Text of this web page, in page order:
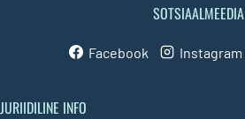
SOTSIAALMEEDIA
Facebook Instagram
JURIIDILINE INFO